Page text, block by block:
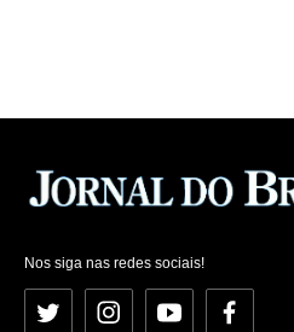
Nos siga nas redes sociais!
Twitter InstagramYouTubeFacebook